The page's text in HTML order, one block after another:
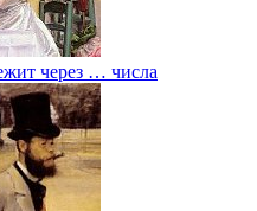
через … числа